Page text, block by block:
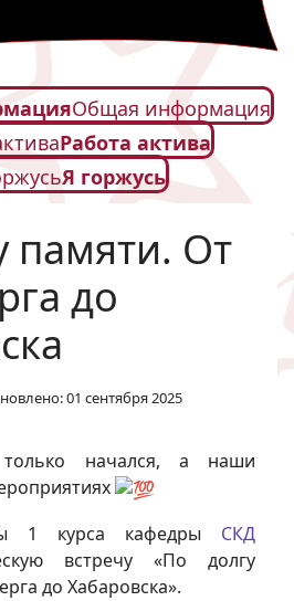
Общая информация
Работа актива
Я горжусь
памяти. От
до
01 сентября 2025
начался, а наши
1 курса кафедры СКД
встречу «По долгу
до Хабаровска».